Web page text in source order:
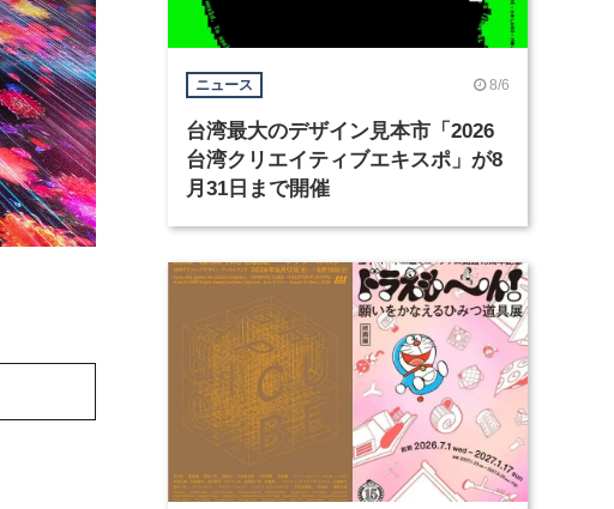
ニュース 8/6
台湾最大のデザイン見本市「2026
台湾クリエイティブエキスポ」が8
月31日まで開催